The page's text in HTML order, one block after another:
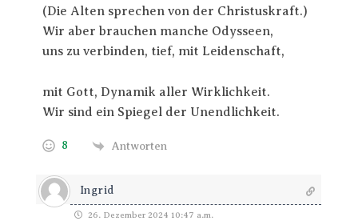
(Die Alten sprechen von der Christuskraft.)
Wir aber brauchen manche Odysseen,
uns zu verbinden, tief, mit Leidenschaft,
mit Gott, Dynamik aller Wirklichkeit.
Wir sind ein Spiegel der Unendlichkeit.
8 Antworten
Ingrid
26. Dezember 2024 10:47 a.m.